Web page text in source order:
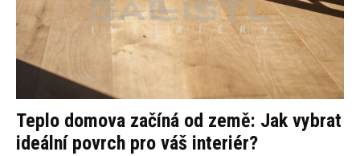
Teplo domova začíná od země: Jak vybrat
ideální povrch pro váš interiér?